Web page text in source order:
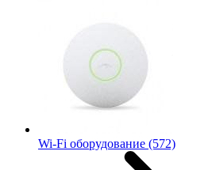
Wi-Fi оборудование (572)